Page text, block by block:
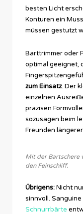
besten Licht
Konturen ein
müssen gestutzt
Barttrimmer oder
optimal geeignet,
zum Einsatz. Der
einzelnen
präzisen
sozusagen beim
Freunden
Mit der Bartschere
den Feinschliff.
Übrigens:Nicht
sinnvoll.
Schnurrbärte